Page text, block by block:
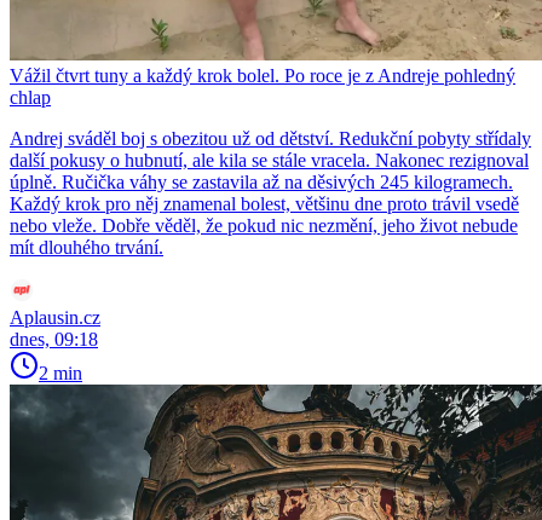
Vážil čtvrt tuny a každý krok bolel. Po roce je z Andreje pohledný
chlap
Andrej sváděl boj s obezitou už od dětství. Redukční pobyty střídaly
další pokusy o hubnutí, ale kila se stále vracela. Nakonec rezignoval
úplně. Ručička váhy se zastavila až na děsivých 245 kilogramech.
Každý krok pro něj znamenal bolest, většinu dne proto trávil vsedě
nebo vleže. Dobře věděl, že pokud nic nezmění, jeho život nebude
mít dlouhého trvání.
Aplausin.cz
dnes, 09:18
2 min